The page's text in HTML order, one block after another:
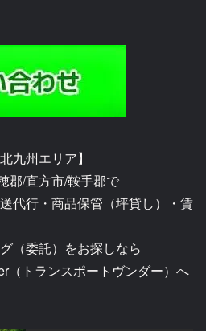
九州エリア】
郡/直方市/鞍手郡で
代行・商品保管（坪貸し）・賃
（委託）をお探しなら
（トランスポートヴンダー）へ